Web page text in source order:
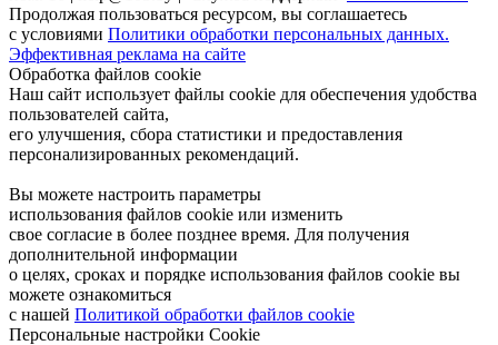
Продолжая пользоваться ресурсом, вы соглашаетесь
с условиями Политики обработки персональных данных.
Эффективная реклама на сайте
Обработка файлов cookie
Наш сайт использует файлы cookie для обеспечения удобства
пользователей сайта,
его улучшения, сбора статистики и предоставления
персонализированных рекомендаций.
Вы можете настроить параметры
использования файлов cookie или изменить
свое согласие в более позднее время. Для получения
дополнительной информации
о целях, сроках и порядке использования файлов cookie вы
можете ознакомиться
с нашей Политикой обработки файлов cookie
Персональные настройки Cookie